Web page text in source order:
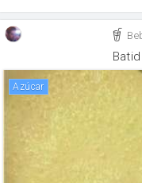
Azúcar